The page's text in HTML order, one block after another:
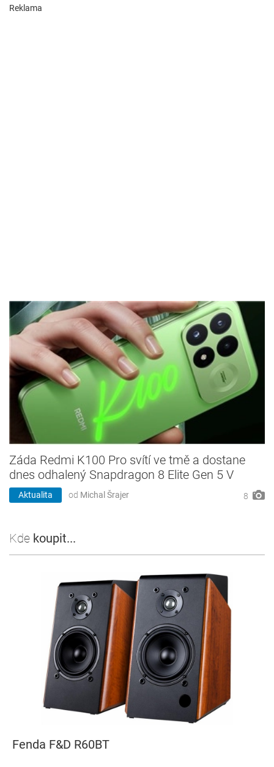
Reklama
Záda Redmi K100 Pro svítí ve tmě a dostane
dnes odhalený Snapdragon 8 Elite Gen 5 V
Aktualita od Michal Šrajer 8
Kde koupit...
Fenda F&D R60BT